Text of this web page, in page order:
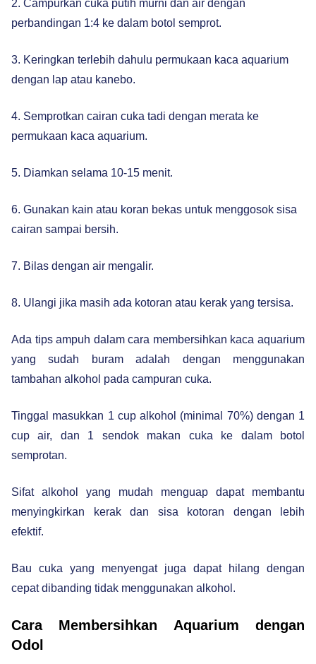
2. Campurkan cuka putih murni dan air dengan
perbandingan 1:4 ke dalam botol semprot.
3. Keringkan terlebih dahulu permukaan kaca aquarium
dengan lap atau kanebo.
4. Semprotkan cairan cuka tadi dengan merata ke
permukaan kaca aquarium.
5. Diamkan selama 10-15 menit.
6. Gunakan kain atau koran bekas untuk menggosok sisa
cairan sampai bersih.
7. Bilas dengan air mengalir.
8. Ulangi jika masih ada kotoran atau kerak yang tersisa.
Ada tips ampuh dalam cara membersihkan kaca aquarium
yang sudah buram adalah dengan menggunakan
tambahan alkohol pada campuran cuka.
Tinggal masukkan 1 cup alkohol (minimal 70%) dengan 1
cup air, dan 1 sendok makan cuka ke dalam botol
semprotan.
Sifat alkohol yang mudah menguap dapat membantu
menyingkirkan kerak dan sisa kotoran dengan lebih
efektif.
Bau cuka yang menyengat juga dapat hilang dengan
cepat dibanding tidak menggunakan alkohol.
Cara Membersihkan Aquarium dengan
Odol